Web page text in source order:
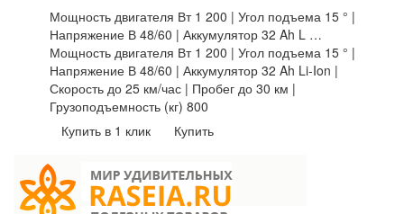
Мощность двигателя Вт 1 200 | Угол подъема 15 ° |
Напряжение В 48/60 | Аккумулятор 32 Ah L …
Мощность двигателя Вт 1 200 | Угол подъема 15 ° |
Напряжение В 48/60 | Аккумулятор 32 Ah Li-Ion |
Скорость до 25 км/час | Пробег до 30 км |
Грузоподъемность (кг) 800
Купить в 1 клик
Купить